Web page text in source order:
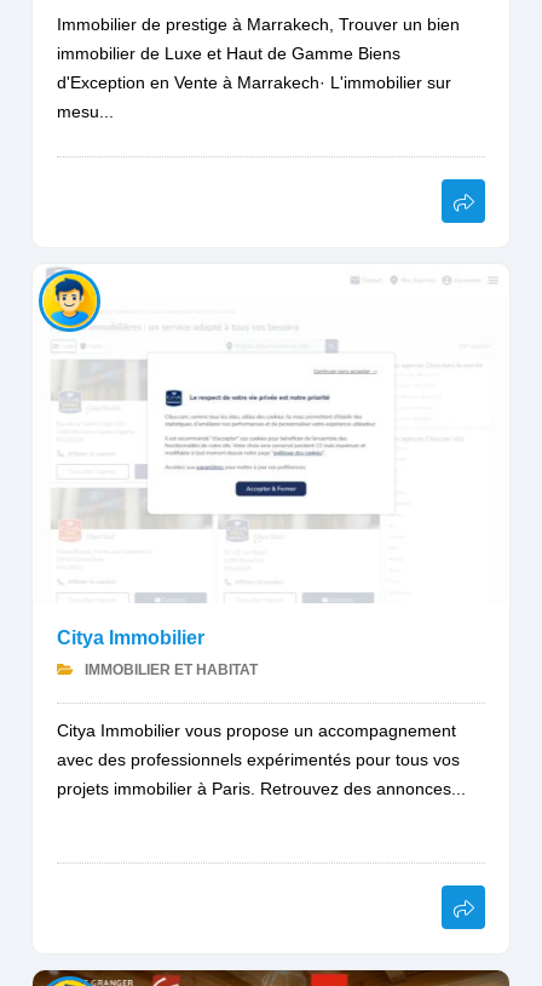
Immobilier de prestige à Marrakech, Trouver un bien
immobilier de Luxe et Haut de Gamme Biens
d'Exception en Vente à Marrakech· L'immobilier sur
mesu...
Citya Immobilier
IMMOBILIER ET HABITAT
Citya Immobilier vous propose un accompagnement
avec des professionnels expérimentés pour tous vos
projets immobilier à Paris. Retrouvez des annonces...